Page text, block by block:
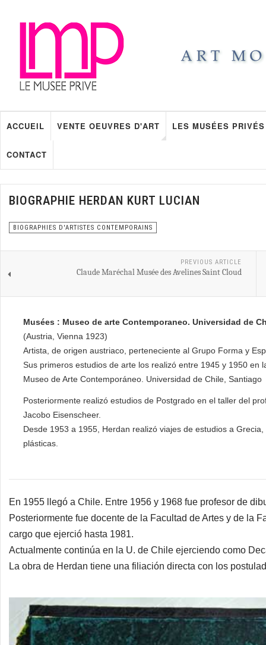
ACCUEIL VENTE OEUVRES D'ART LES MUSÉES PRIVÉS
CONTACT
BIOGRAPHIE HERDAN KURT LUCIAN
BIOGRAPHIES D'ARTISTES CONTEMPORAINS
PREVIOUS ARTICLE
Claude Maréchal Musée des Avelines Saint Cloud
Musées : Museo de arte Contemporaneo. Universidad de
(Austria, Vienna 1923)
Artista, de origen austriaco, perteneciente al Grupo Forma y
Sus primeros estudios de arte los realizó entre 1945 y 1950 en
Museo de Arte Contemporáneo. Universidad de Chile, Santiago
Posteriormente realizó estudios de Postgrado en el taller del
Jacobo Eisenscheer.
Desde 1953 a 1955, Herdan realizó viajes de estudios a
plásticas.
En 1955 llegó a Chile. Entre 1956 y 1968 fue profesor de
Posteriormente fue docente de la Facultad de Artes y de la
cargo que ejerció hasta 1981.
Actualmente continúa en la U. de Chile ejerciendo como
La obra de Herdan tiene una filiación directa con los